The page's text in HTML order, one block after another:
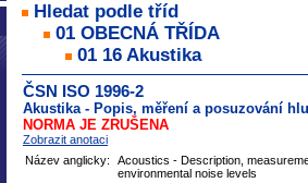
Hledat podle tříd
01 OBECNÁ TŘÍDA
01 16 Akustika
ČSN ISO 1996-2
Akustika - Popis, měření a posuzování
NORMA JE ZRUŠENA
Zobrazit anotaci
Název anglicky:
Acoustics - Description,
environmental noise levels